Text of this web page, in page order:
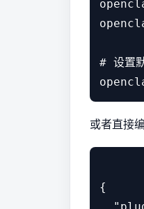
# 设置
或者直接
{